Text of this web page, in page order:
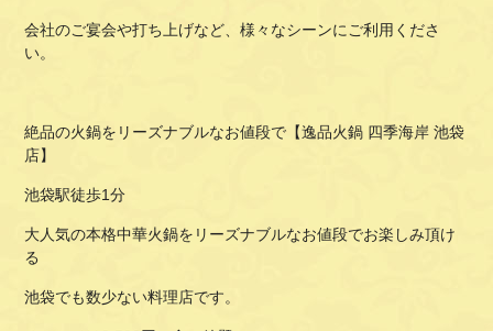
会社のご宴会や打ち上げなど、様々なシーンにご利用くださ
い。
絶品の火鍋をリーズナブルなお値段で【逸品火鍋 四季海岸 池袋
店】
池袋駅徒歩1分
大人気の本格中華火鍋をリーズナブルなお値段でお楽しみ頂け
る
池袋でも数少ない料理店です。